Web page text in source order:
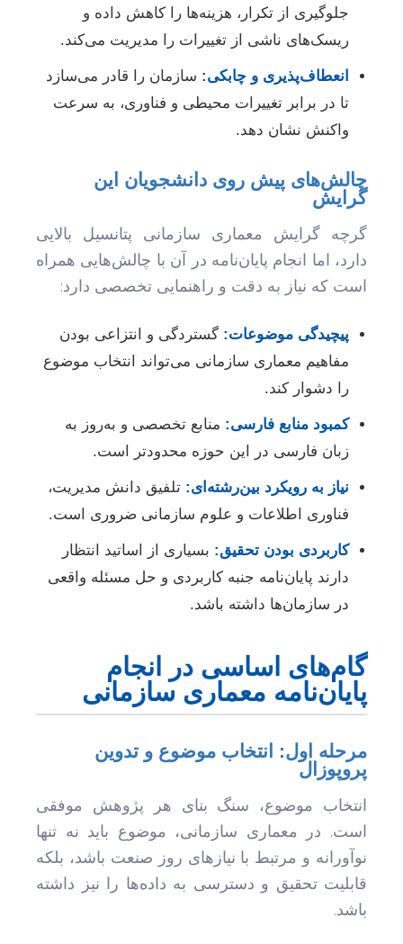
جلوگیری از تکرار، هزینه‌ها را کاهش داده و
ریسک‌های ناشی از تغییرات را مدیریت می‌کند.
انعطاف‌پذیری و چابکی: سازمان را قادر می‌سازد
تا در برابر تغییرات محیطی و فناوری، به سرعت
واکنش نشان دهد.
چالش‌های پیش روی دانشجویان این
گرایش
گرچه گرایش معماری سازمانی پتانسیل بالایی
دارد، اما انجام پایان‌نامه در آن با چالش‌هایی همراه
است که نیاز به دقت و راهنمایی تخصصی دارد:
پیچیدگی موضوعات: گستردگی و انتزاعی بودن
مفاهیم معماری سازمانی می‌تواند انتخاب موضوع
را دشوار کند.
کمبود منابع فارسی: منابع تخصصی و به‌روز به
زبان فارسی در این حوزه محدودتر است.
نیاز به رویکرد بین‌رشته‌ای: تلفیق دانش مدیریت،
فناوری اطلاعات و علوم سازمانی ضروری است.
کاربردی بودن تحقیق: بسیاری از اساتید انتظار
دارند پایان‌نامه جنبه کاربردی و حل مسئله واقعی
در سازمان‌ها داشته باشد.
گام‌های اساسی در انجام
پایان‌نامه معماری سازمانی
مرحله اول: انتخاب موضوع و تدوین
پروپوزال
انتخاب موضوع، سنگ بنای هر پژوهش موفقی
است. در معماری سازمانی، موضوع باید نه تنها
نوآورانه و مرتبط با نیازهای روز صنعت باشد، بلکه
قابلیت تحقیق و دسترسی به داده‌ها را نیز داشته
باشد.